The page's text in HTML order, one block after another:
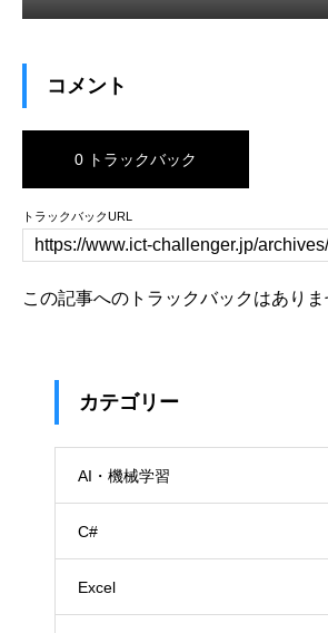
コメント
0 トラックバック
トラックバックURL
この記事へのトラックバックはありま
カテゴリー
AI・機械学習
C#
Excel